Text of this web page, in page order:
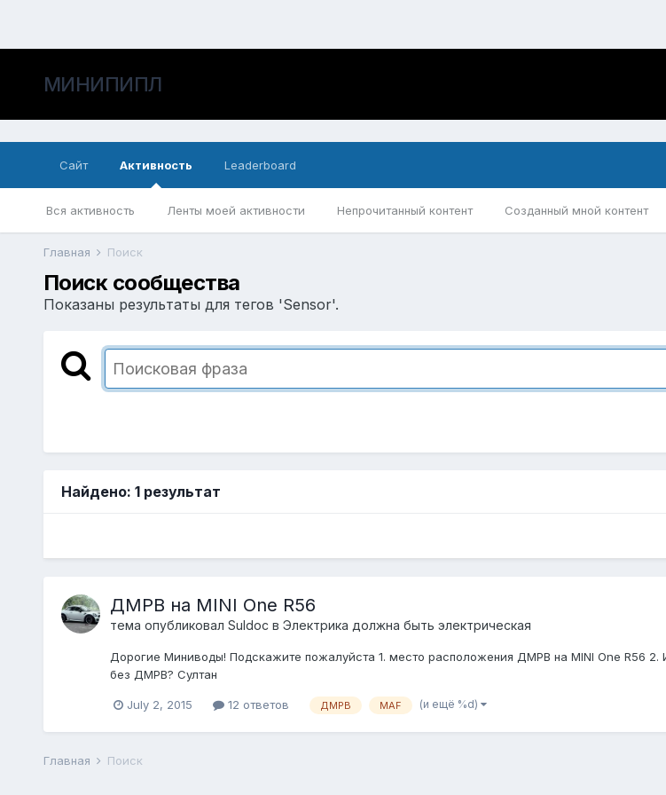
МИНИПИПЛ
Сайт Активность
Вся активность Ленты моей активности Непрочитанный контент Созданный мной контент
Leaderboard
Главная Поиск
Поиск сообщества
Показаны результаты для тегов 'Sensor'.
Найдено: 1 результат
ДМРВ на MINI One R56
тема опубликовал Suldoc в Электрика должна быть электрическая
Дорогие Миниводы! Подскажите пожалуйста 1. место расположения ДМРВ на MINI One R56
без ДМРВ? Султан
July 2, 2015 12 ответов ДМРВ MAF (и ещё %d)
Главная Поиск